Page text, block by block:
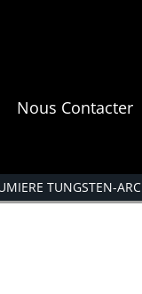
Nous Contacter
TUNGSTEN-ARC